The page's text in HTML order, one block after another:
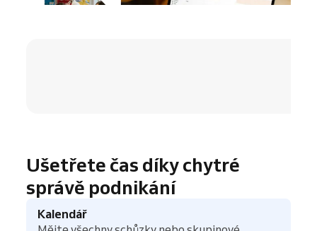
Ušetřete čas díky chytré
správě podnikání
Kalendář